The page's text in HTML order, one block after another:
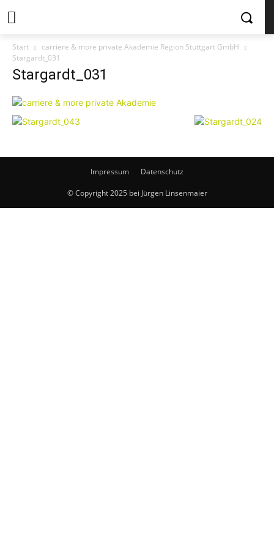
Start
carriere & more private Akademie Region Stuttgart GmbH
Stargardt_031
Stargardt_031
Impressum Datenschutz
© Copyright 2025 bei Jürgen Linsenmaier